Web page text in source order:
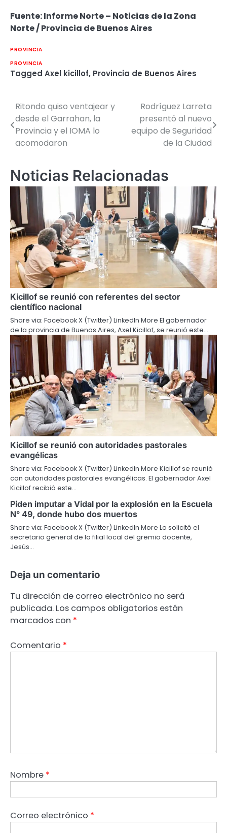
Fuente: Informe Norte – Noticias de la Zona
Norte / Provincia de Buenos Aires
PROVINCIA
PROVINCIA
Tagged Axel kicillof, Provincia de Buenos Aires
Navegación
de
entradas
Ritondo quiso ventajear y
desde el Garrahan, la
Provincia y el IOMA lo
acomodaron
Rodríguez Larreta
presentó al nuevo
equipo de Seguridad
de la Ciudad
Noticias Relacionadas
Kicillof se reunió con referentes del sector
científico nacional
Share via: Facebook X (Twitter) LinkedIn More El gobernador
de la provincia de Buenos Aires, Axel Kicillof, se reunió este…
Kicillof se reunió con autoridades pastorales
evangélicas
Share via: Facebook X (Twitter) LinkedIn More Kicillof se reunió
con autoridades pastorales evangélicas. El gobernador Axel
Kicillof recibió este…
Piden imputar a Vidal por la explosión en la Escuela
N° 49, donde hubo dos muertos
Share via: Facebook X (Twitter) LinkedIn More Lo solicitó el
secretario general de la filial local del gremio docente,
Jesús…
Deja un comentario
Tu dirección de correo electrónico no será
publicada. Los campos obligatorios están
marcados con *
Comentario *
Nombre *
Correo electrónico *